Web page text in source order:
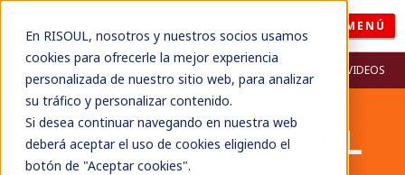
En RISOUL, nosotros y nuestros socios usamos
cookies para ofrecerle la mejor experiencia
personalizada de nuestro sitio web, para analizar
su tráfico y personalizar contenido.
Si desea continuar navegando en nuestra web
deberá aceptar el uso de cookies eligiendo el
botón de "Aceptar cookies".
MENÚ
RECURSOS WEBINARS VIDEOS
BLOG DE RISOUL